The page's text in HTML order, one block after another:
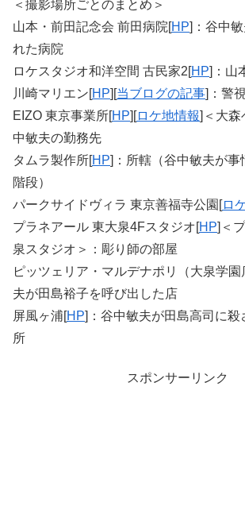
＜撮影場所ごとのまとめ＞
山本・前田記念会 前田病院[HP]：谷中
れた病院
ロケスタジオ和洋空間 古民家2[HP]：山
川崎マリエン[HP][当ブログの記事]：警
EIZO 東京事業所[HP][ロケ地情報]＜大森
中敏夫の勤務先
タムラ製作所[HP]：所轄（谷中敏夫が事
階段）
パークサイドヴィラ 東京善福寺公園[ロ
プラネアール 東大泉4Fスタジオ[HP]＜
泉スタジオ＞：彫り師の部屋
ピッツェリア・マルデナポリ（大泉学園
夫が田島裕子を呼び出した店
屏風ヶ浦[HP]：谷中敏夫が田島高司に殺
所
スポンサーリンク